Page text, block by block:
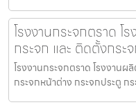
โรงงานกระจกตราด โ
กระจก และ ติดตั้งกร
โรงงานกระจกตราด โรงงานผ
กระจกหน้าต่าง กระจกประตู ก